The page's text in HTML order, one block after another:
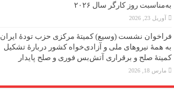
به‌مناسبت روز کارگر سال ۲۰۲۶
آوریل 23, 2026
فراخوان نشست (وسیع)‌ کمیتهٔ‌ مرکزی حزب تودهٔ ایران
به همهٔ نیروهای ملی و آزادی‌خواه کشور دربارهٔ تشکیل
کمیتهٔ صلح و برقراری آتش‌بس فوری و صلح پایدار
مارس 18, 2026